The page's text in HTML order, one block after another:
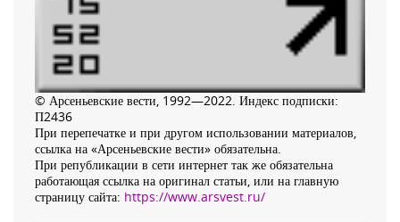
© Арсеньевские вести, 1992—2022. Индекс подписки:
П2436
При перепечатке и при другом использовании материалов,
ссылка на «Арсеньевские вести» обязательна.
При републикации в сети интернет так же обязательна
работающая ссылка на оригинал статьи, или на главную
страницу сайта: https://www.arsvest.ru/